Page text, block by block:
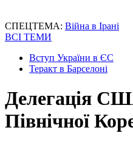
СПЕЦТЕМА: Війна в Ірані
ВСІ ТЕМИ
Вступ України в ЄС
Теракт в Барселоні
Делегація
Північної